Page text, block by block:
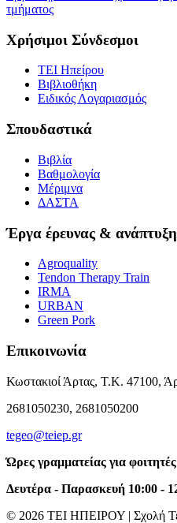
τμήματος
Χρήσιμοι Σύνδεσμοι
ΤΕΙ Ηπείρου
Βιβλιοθήκη
Eιδικός Λογαριασμός
Σπουδαστικά
Βιβλία
Βαθμολογία
Μέριμνα
ΔΑΣΤΑ
Έργα έρευνας &
Agroquality
Tendon Therapy Train
IRMA
URBAN
Green Pork
Επικοινωνία
Κωστακιοί Άρτας, Τ.Κ. 47100,
2681050230, 2681050200
tegeo@teiep.gr
Ώρες γραμματείας για
Δευτέρα - Παρασκευή 10:00 -
© 2026 ΤΕΙ ΗΠΕΙΡΟΥ | Σχολή